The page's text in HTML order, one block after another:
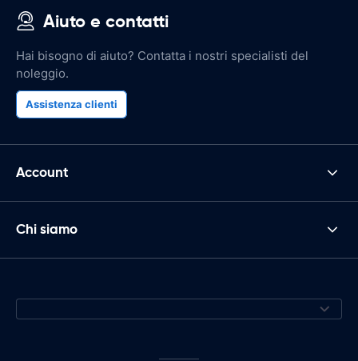
Aiuto e contatti
Hai bisogno di aiuto? Contatta i nostri specialisti del
noleggio.
Assistenza clienti
Account
Chi siamo